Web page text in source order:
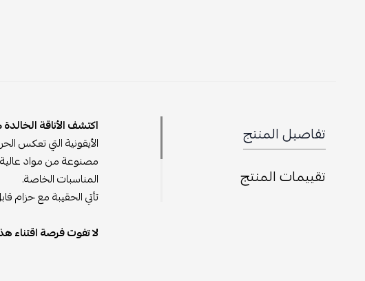
تفاصيل المنتج
تقييمات المنتج
اكتشف الأناقة
الأيقونية التي تعكس
مصنوعة من مواد عالية
المناسبات الخاصة.
تأتي الحقيبة مع حزام
لا تفوت فرصة اقتناء